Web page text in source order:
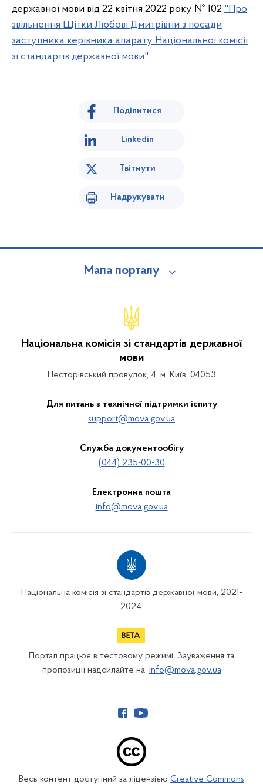
державної мови від 22 квітня 2022 року № 102 "Про
звільнення Щітки Любові Дмитрівни з посади
заступника керівника апарату Національної комісії
зі стандартів державної мови"
Поділитися
Linkedin
Твітнути
Надрукувати
Мапа порталу
Національна комісія зі стандартів державної
мови
Несторівський провулок, 4, м. Київ, 04053
Для питань з технічної підтримки іспиту
support@mova.gov.ua
Служба документообігу
(044) 235-00-30
Електронна пошта
info@mova.gov.ua
Національна комісія зі стандартів державної мови, 2021-
2024.
Портал працює в тестовому режимі. Зауваження та
пропозиції надсилайте на: info@mova.gov.ua
Весь контент доступний за ліцензією Creative Commons